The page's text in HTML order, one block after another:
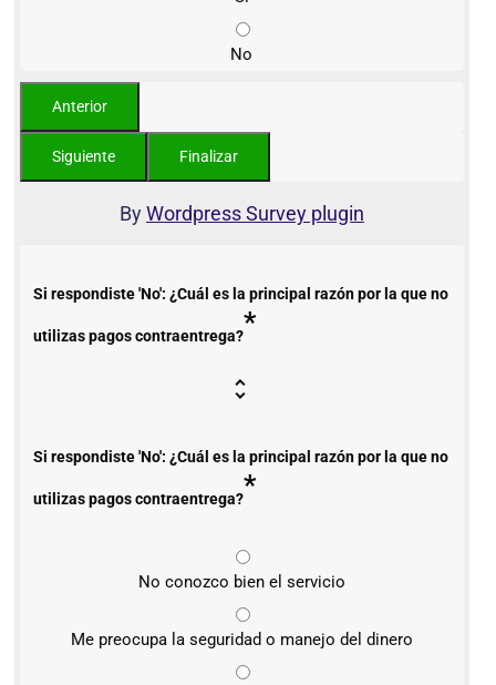
No
ByWordpress Survey plugin
Si respondiste 'No': ¿Cuál es la principal razón por la que no
utilizas pagos contraentrega?*
Si respondiste 'No': ¿Cuál es la principal razón por la que no
utilizas pagos contraentrega?*
No conozco bien el servicio
Me preocupa la seguridad o manejo del dinero